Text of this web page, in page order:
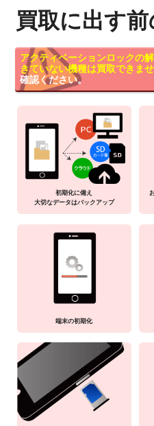
買取に出す
アクティベーションロックの
きていない機種は買取できませ
確認ください。
初期化に備え
大切なデータはバックアップ
端末の初期化